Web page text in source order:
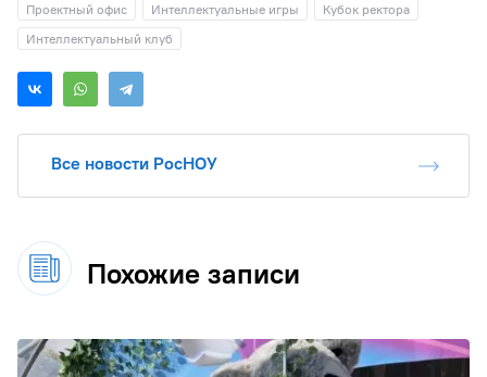
Проектный офис Интеллектуальные игры
Кубок ректора
Интеллектуальный клуб
Все новости РосНОУ
Похожие записи